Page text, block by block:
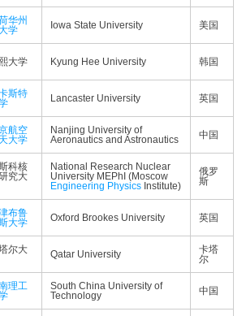
华州
学
Iowa State University 美国
大学 Kyung Hee University 韩国
斯特
Lancaster University 英国
航空
大学
Nanjing University of
Aeronautics and Astronautics
中国
科核
究大
National Research Nuclear
University MEPhI (Moscow
Engineering Physics Institute)
俄罗
斯
布鲁
大学
Oxford Brookes University 英国
尔大
Qatar University
卡塔
尔
理工
South China University of
Technology
中国